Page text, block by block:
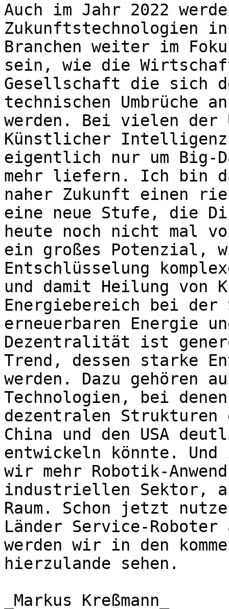
Auch im Jahr 2022
Zukunftstechnologien
Branchen weiter im
sein, wie die
Gesellschaft die sich
technischen Umbrüche
werden. Bei vielen der
Künstlicher Intelligenz
eigentlich nur um Big-
mehr liefern. Ich bin
naher Zukunft einen
eine neue Stufe, die
heute noch nicht mal
ein großes Potenzial,
Entschlüsselung
und damit Heilung von
Energiebereich bei der
erneuerbaren Energie
Dezentralität ist
Trend, dessen starke
werden. Dazu gehören
Technologien, bei
dezentralen Strukturen
China und den USA
entwickeln könnte.
wir mehr Robotik-
industriellen Sektor,
Raum. Schon jetzt
Länder Service-
werden wir in den
hierzulande sehen.
_Markus Kreßmann_